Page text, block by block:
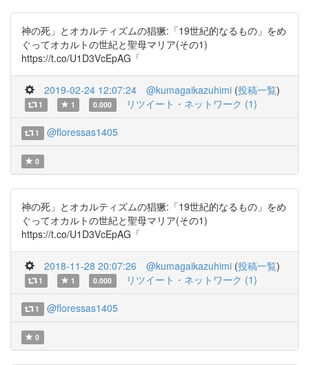
神の死」とオカルティズムの猖獗:「19世紀的なるもの」をめ
ぐってオカルトの世紀と聖母マリア(その1)
https://t.co/U1D3VcEpAG「
2019-02-24 12:07:24 @kumagaikazuhimi (投稿一覧)
1 1 0.000 リツイート・ネットワーク (1)
1 @floressas1405
0
神の死」とオカルティズムの猖獗:「19世紀的なるもの」をめ
ぐってオカルトの世紀と聖母マリア(その1)
https://t.co/U1D3VcEpAG「
2018-11-28 20:07:26 @kumagaikazuhimi (投稿一覧)
1 1 0.000 リツイート・ネットワーク (1)
1 @floressas1405
0